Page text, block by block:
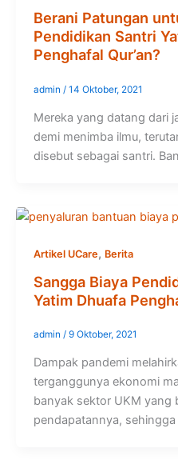
Berani Patungan
Pendidikan Santri
Penghafal Qur’an?
admin / 14 Oktober, 2021
Mereka yang datang dari
demi menimba ilmu,
disebut sebagai santri.
Artikel UCare, Berita
Sangga Biaya
Yatim Dhuafa
admin / 9 Oktober, 2021
Dampak pandemi
terganggunya ekonomi
banyak sektor UKM yang
pendapatannya, sehingga